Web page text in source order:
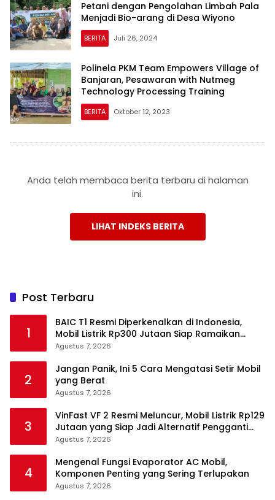
Petani dengan Pengolahan Limbah Pala
Menjadi Bio-arang di Desa Wiyono
BERITA Juli 26, 2024
Polinela PKM Team Empowers Village of
Banjaran, Pesawaran with Nutmeg
Technology Processing Training
BERITA Oktober 12, 2023
Anda telah membaca berita terbaru di halaman
ini.
LIHAT INDEKS BERITA
Post Terbaru
1
BAIC T1 Resmi Diperkenalkan di Indonesia,
Mobil Listrik Rp300 Jutaan Siap Ramaikan
Pasar EV
Agustus 7, 2026
2
Jangan Panik, Ini 5 Cara Mengatasi Setir Mobil
yang Berat
Agustus 7, 2026
3
VinFast VF 2 Resmi Meluncur, Mobil Listrik Rp129
Jutaan yang Siap Jadi Alternatif Pengganti
Motor
Agustus 7, 2026
4
Mengenal Fungsi Evaporator AC Mobil,
Komponen Penting yang Sering Terlupakan
Agustus 7, 2026